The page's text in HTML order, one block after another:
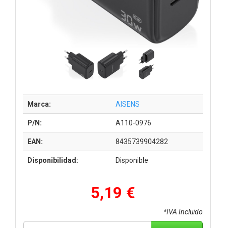
Marca: AISENS
P/N: A110-0976
EAN: 8435739904282
Disponibilidad: Disponible
5,19 €
*IVA Incluido